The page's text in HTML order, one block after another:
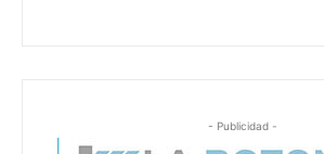
- Publicidad -